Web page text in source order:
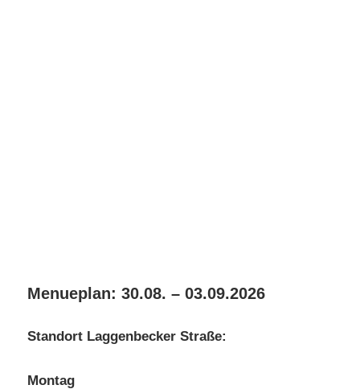
Menueplan: 30.08. – 03.09.2026
Standort Laggenbecker Straße:
Montag